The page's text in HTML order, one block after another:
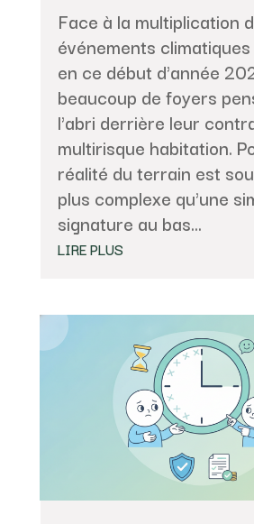
Face à la multiplication
événements
en ce début d'année
beaucoup de foyers
l'abri derrière leur
multirisque habitation.
réalité du terrain est
plus complexe qu'une
signature au bas...
LIRE PLUS